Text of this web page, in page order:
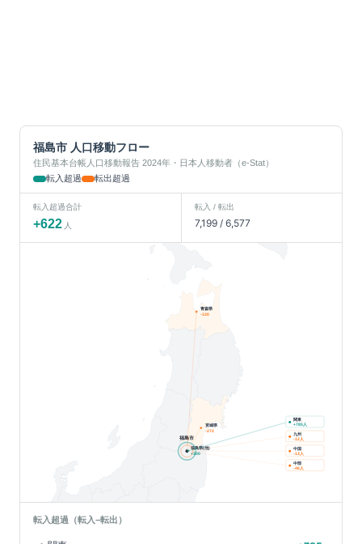
福島市 人口移動フロー
住民基本台帳人口移動報告 2024年・日本人移動者（e-Stat）
転入超過
転出超過
転入超過合計
+622 人
転入 / 転出
7,199/ 6,577
福島県(他)
+300
青森県
-120
宮城県
-272
福島市
関東
+785人
九州
-12人
中国
-13人
中部
-46人
転入超過（転入−転出）